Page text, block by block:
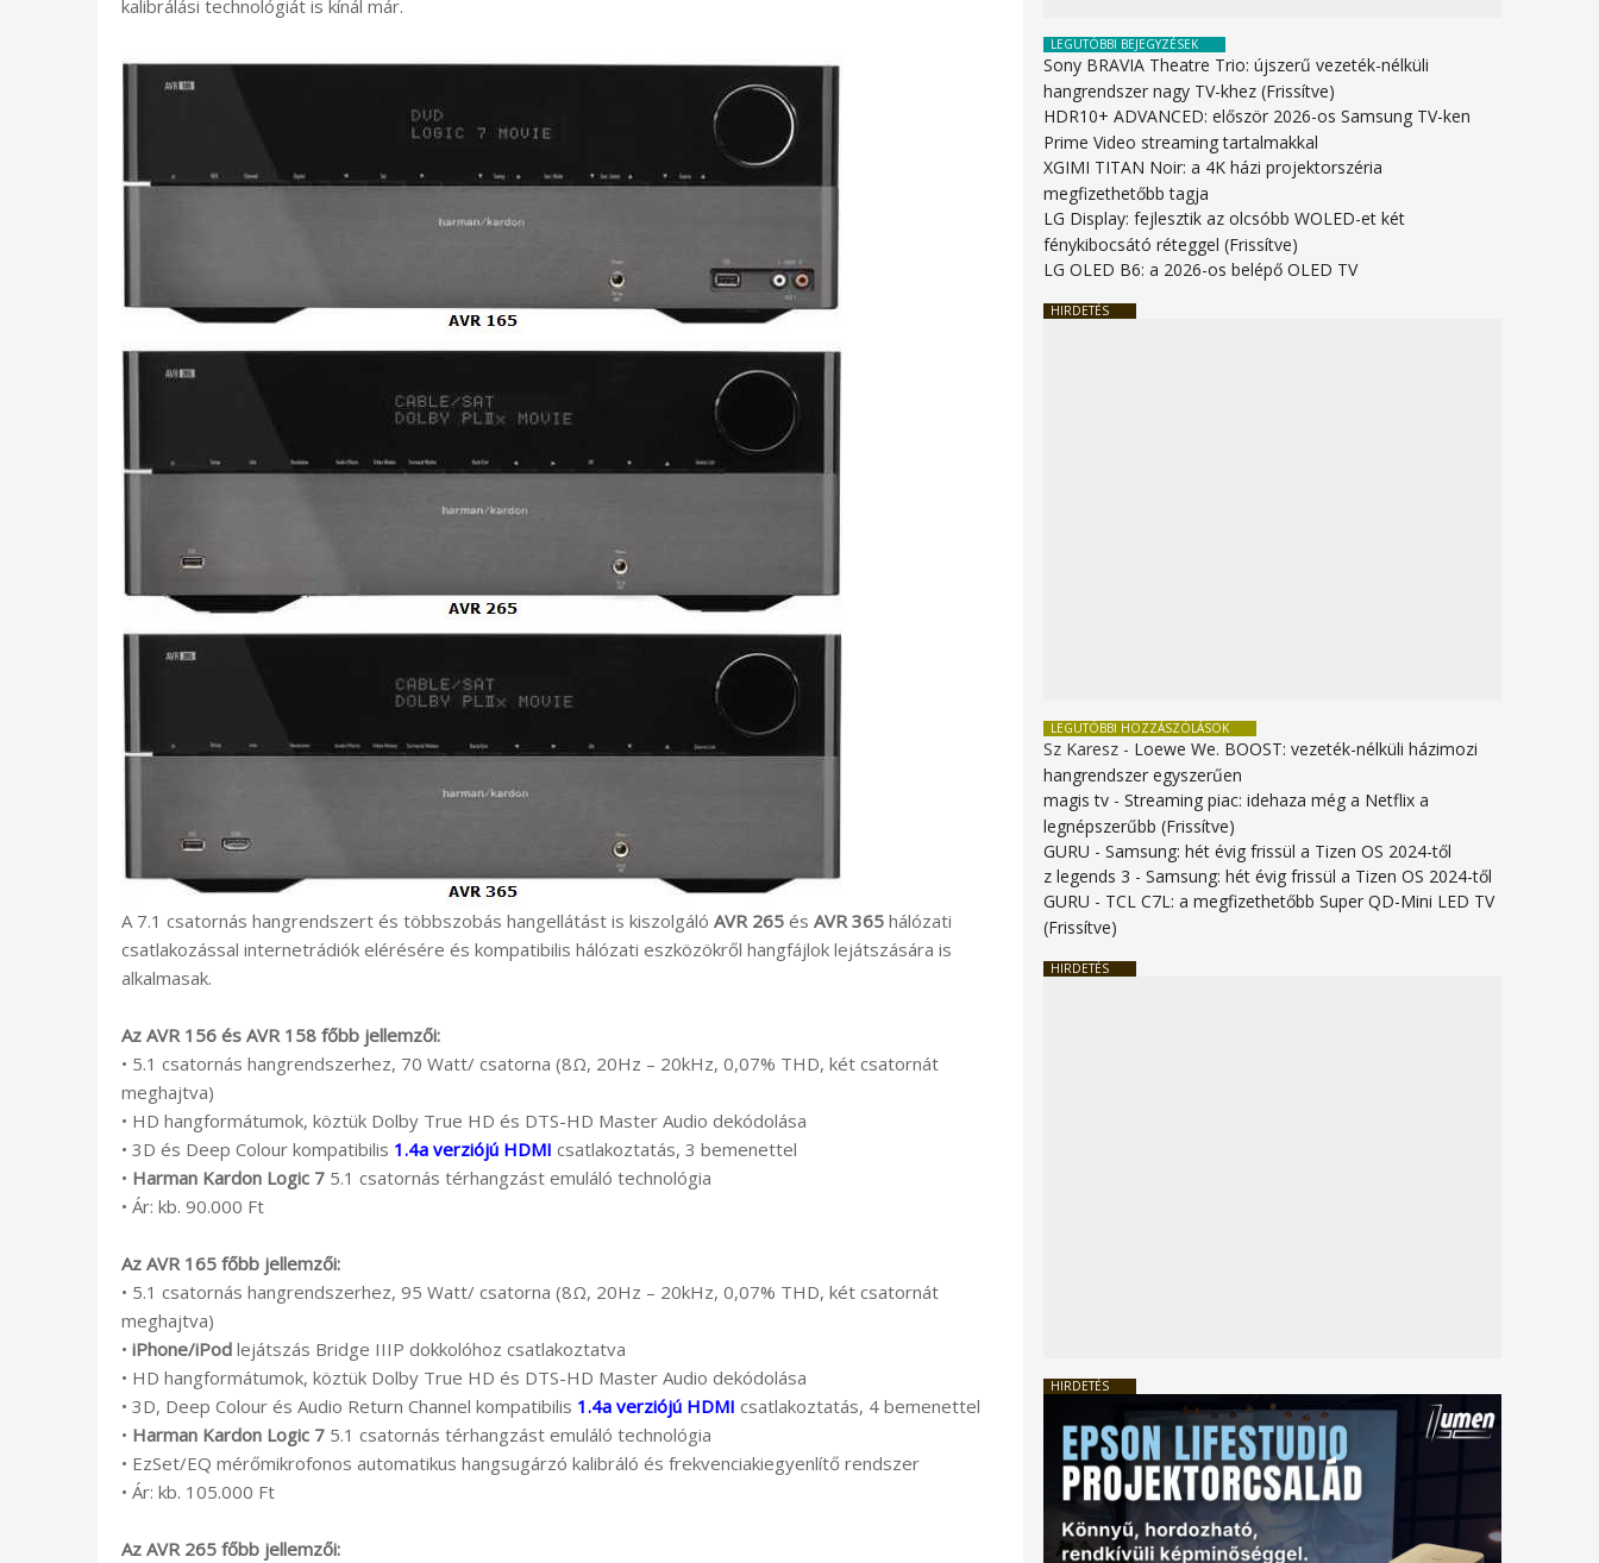
kalibrálási technológiát is kínál már.
A 7.1 csatornás hangrendszert és többszobás hangellátást is kiszolgáló AVR 265 és AVR 365 hálózati
csatlakozással internetrádiók elérésére és kompatibilis hálózati eszközökről hangfájlok lejátszására is
alkalmasak.
Az AVR 156 és AVR 158 főbb jellemzői:
• 5.1 csatornás hangrendszerhez, 70 Watt/ csatorna (8Ω, 20Hz – 20kHz, 0,07% THD, két csatornát
meghajtva)
• HD hangformátumok, köztük Dolby True HD és DTS-HD Master Audio dekódolása
• 3D és Deep Colour kompatibilis 1.4a verziójú HDMI csatlakoztatás, 3 bemenettel
• Harman Kardon Logic 7 5.1 csatornás térhangzást emuláló technológia
• Ár: kb. 90.000 Ft
Az AVR 165 főbb jellemzői:
• 5.1 csatornás hangrendszerhez, 95 Watt/ csatorna (8Ω, 20Hz – 20kHz, 0,07% THD, két csatornát
meghajtva)
• iPhone/iPod lejátszás Bridge IIIP dokkolóhoz csatlakoztatva
• HD hangformátumok, köztük Dolby True HD és DTS-HD Master Audio dekódolása
• 3D, Deep Colour és Audio Return Channel kompatibilis 1.4a verziójú HDMI csatlakoztatás, 4 bemenettel
• Harman Kardon Logic 7 5.1 csatornás térhangzást emuláló technológia
• EzSet/EQ mérőmikrofonos automatikus hangsugárzó kalibráló és frekvenciakiegyenlítő rendszer
• Ár: kb. 105.000 Ft
Az AVR 265 főbb jellemzői:
LEGUTÓBBI BEJEGYZÉSEK
Sony BRAVIA Theatre Trio: újszerű vezeték-nélküli
hangrendszer nagy TV-khez (Frissítve)
HDR10+ ADVANCED: először 2026-os Samsung TV-ken
Prime Video streaming tartalmakkal
XGIMI TITAN Noir: a 4K házi projektorszéria
megfizethetőbb tagja
LG Display: fejlesztik az olcsóbb WOLED-et két
fénykibocsátó réteggel (Frissítve)
LG OLED B6: a 2026-os belépő OLED TV
HIRDETÉS
LEGUTÓBBI HOZZÁSZÓLÁSOK
Sz Karesz - Loewe We. BOOST: vezeték-nélküli házimozi
hangrendszer egyszerűen
magis tv -Streaming piac: idehaza még a Netflix a
legnépszerűbb (Frissítve)
GURU -Samsung: hét évig frissül a Tizen OS 2024-től
z legends 3 -Samsung: hét évig frissül a Tizen OS 2024-től
GURU - TCL C7L: a megfizethetőbb Super QD-Mini LED TV
(Frissítve)
HIRDETÉS
HIRDETÉS